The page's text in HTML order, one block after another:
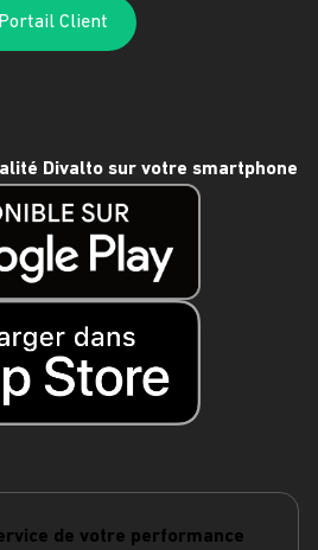
Portail Client
Divalto sur votre smartphone
de votre performance